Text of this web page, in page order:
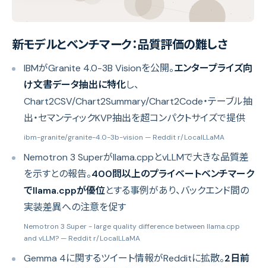
新モデルとベンチマーク：品質評価の難しさ
IBMがGranite 4.0-3B Visionを公開。エンタープライズ向
け文書データ抽出に特化し、
Chart2CSV/Chart2Summary/Chart2Code・テーブル抽
出・セマンティックKVP抽出を超コンパクトサイズで提供
ibm-granite/granite-4.0-3b-vision — Reddit r/LocalLLaMA
Nemotron 3 Superがllama.cppとvLLMで大きな品質差
を示すとの報告。400問以上のプライベートベンチマーク
でllama.cppが優位とする事例があり、バックエンド間の
実装差異への注意を促す
Nemotron 3 Super - large quality difference between llama.cpp
and vLLM? — Reddit r/LocalLLaMA
Gemma 4に関するツイート情報がRedditに拡散。2日前